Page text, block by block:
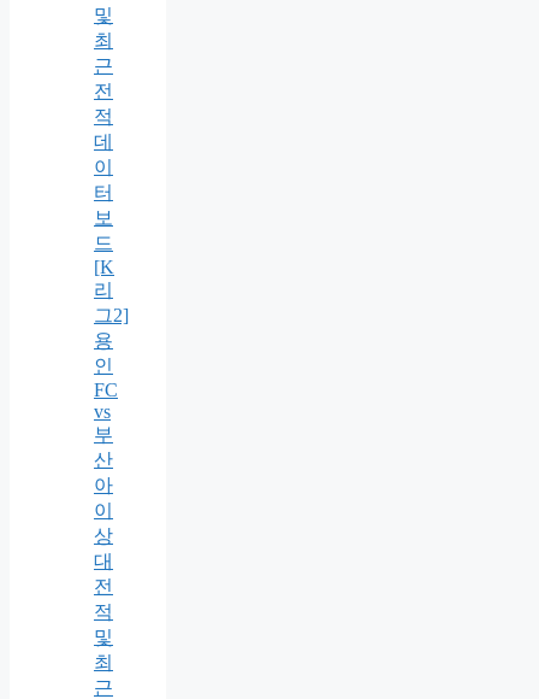
및
최
근
전
적
데
이
터
보
드
[K
리
그2]
용
인
FC
vs
부
산
아
이
상
대
전
적
및
최
근